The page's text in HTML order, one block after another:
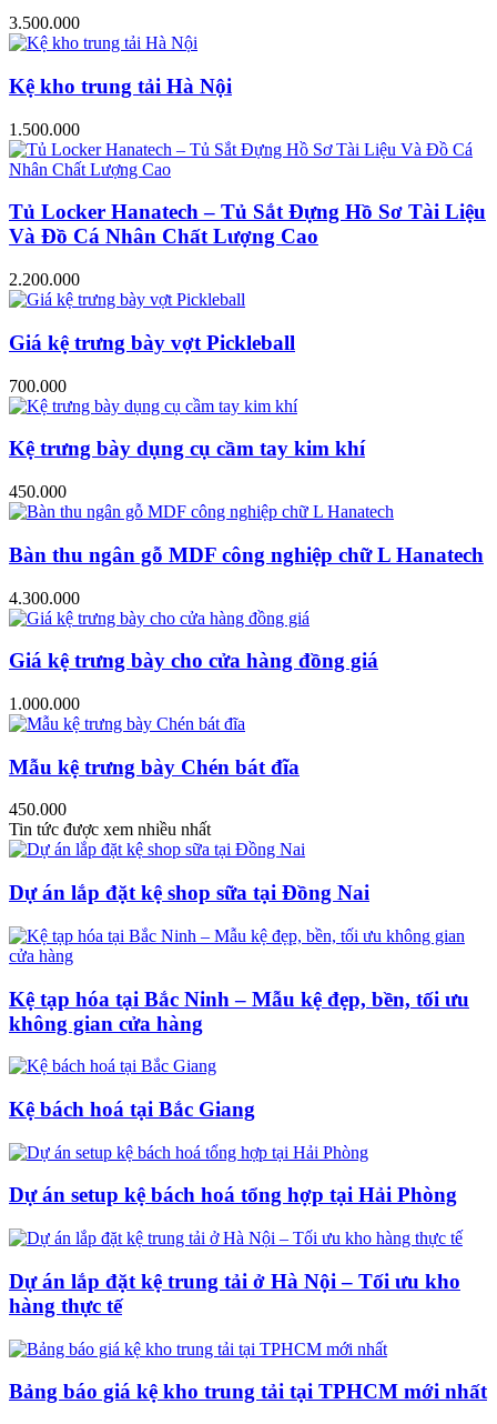
3.500.000
Kệ kho trung tải Hà Nội
1.500.000
Tủ Locker Hanatech – Tủ Sắt Đựng Hồ Sơ Tài Liệu
Và Đồ Cá Nhân Chất Lượng Cao
2.200.000
Giá kệ trưng bày vợt Pickleball
700.000
Kệ trưng bày dụng cụ cầm tay kim khí
450.000
Bàn thu ngân gỗ MDF công nghiệp chữ L Hanatech
4.300.000
Giá kệ trưng bày cho cửa hàng đồng giá
1.000.000
Mẫu kệ trưng bày Chén bát đĩa
450.000
Tin tức được xem nhiều nhất
Dự án lắp đặt kệ shop sữa tại Đồng Nai
Kệ tạp hóa tại Bắc Ninh – Mẫu kệ đẹp, bền, tối ưu
không gian cửa hàng
Kệ bách hoá tại Bắc Giang
Dự án setup kệ bách hoá tổng hợp tại Hải Phòng
Dự án lắp đặt kệ trung tải ở Hà Nội – Tối ưu kho
hàng thực tế
Bảng báo giá kệ kho trung tải tại TPHCM mới nhất